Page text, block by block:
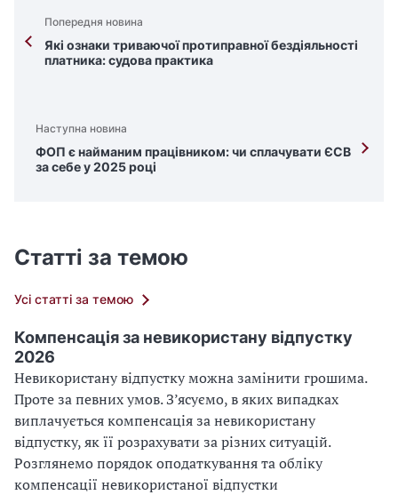
Попередня новина
Які ознаки триваючої протиправної бездіяльності
платника: судова практика
Наступна новина
ФОП є найманим працівником: чи сплачувати ЄСВ
за себе у 2025 році
Статті за темою
Усі статті за темою
Компенсація за невикористану відпустку
2026
Невикористану відпустку можна замінити грошима.
Проте за певних умов. З’ясуємо, в яких випадках
виплачується компенсація за невикористану
відпустку, як її розрахувати за різних ситуацій.
Розглянемо порядок оподаткування та обліку
компенсації невикористаної відпустки